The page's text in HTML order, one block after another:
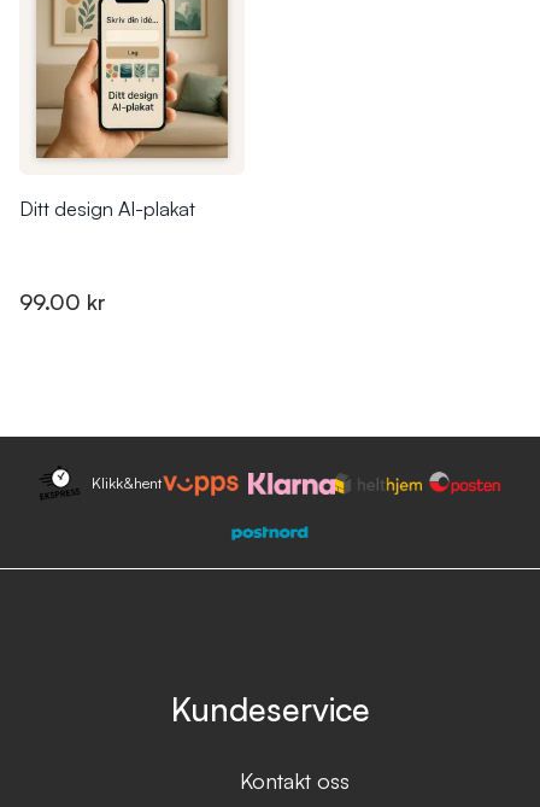
Ditt design AI-plakat
99.00 kr
Klikk&hent
Kundeservice
Kontakt oss